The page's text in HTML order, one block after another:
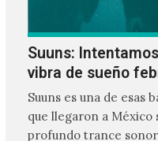
Suuns:
vibra de sueño
Suuns es una de esas
que llegaron a
profundo trance